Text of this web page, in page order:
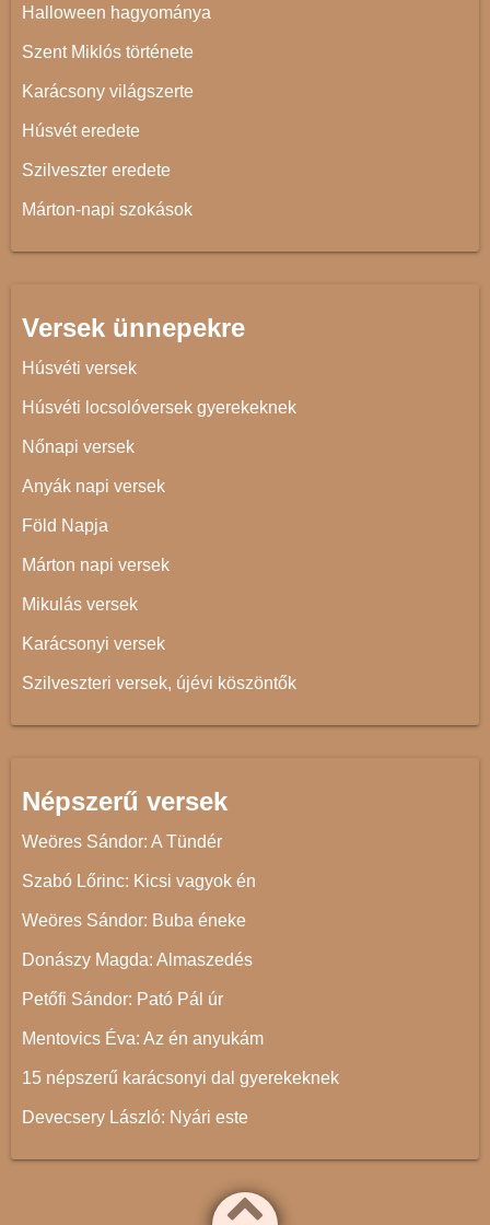
Halloween hagyománya
Szent Miklós története
Karácsony világszerte
Húsvét eredete
Szilveszter eredete
Márton-napi szokások
Versek ünnepekre
Húsvéti versek
Húsvéti locsolóversek gyerekeknek
Nőnapi versek
Anyák napi versek
Föld Napja
Márton napi versek
Mikulás versek
Karácsonyi versek
Szilveszteri versek, újévi köszöntők
Népszerű versek
Weöres Sándor: A Tündér
Szabó Lőrinc: Kicsi vagyok én
Weöres Sándor: Buba éneke
Donászy Magda: Almaszedés
Petőfi Sándor: Pató Pál úr
Mentovics Éva: Az én anyukám
15 népszerű karácsonyi dal gyerekeknek
Devecsery László: Nyári este